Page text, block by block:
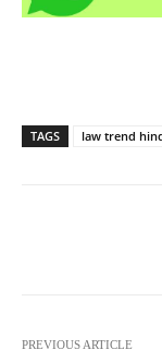
TAGS law trend
PREVIOUS ARTICLE